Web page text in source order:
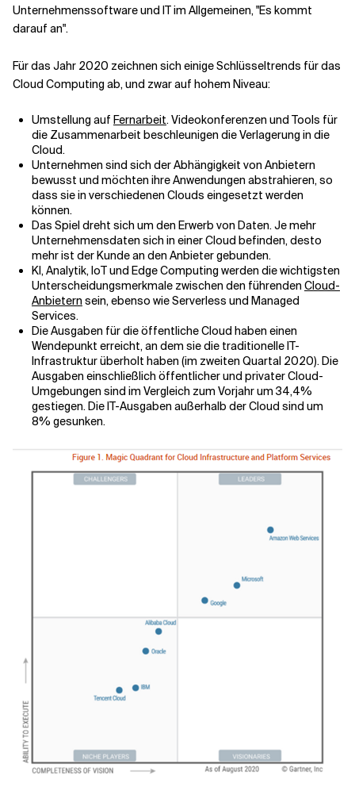
Unternehmenssoftware und IT im Allgemeinen, "Es kommt
darauf an".
Für das Jahr 2020 zeichnen sich einige Schlüsseltrends für das
Cloud Computing ab, und zwar auf hohem Niveau:
Umstellung auf Fernarbeit. Videokonferenzen und Tools für
die Zusammenarbeit beschleunigen die Verlagerung in die
Cloud.
Unternehmen sind sich der Abhängigkeit von Anbietern
bewusst und möchten ihre Anwendungen abstrahieren, so
dass sie in verschiedenen Clouds eingesetzt werden
können.
Das Spiel dreht sich um den Erwerb von Daten. Je mehr
Unternehmensdaten sich in einer Cloud befinden, desto
mehr ist der Kunde an den Anbieter gebunden.
KI, Analytik, IoT und Edge Computing werden die wichtigsten
Unterscheidungsmerkmale zwischen den führenden Cloud-
Anbietern sein, ebenso wie Serverless und Managed
Services.
Die Ausgaben für die öffentliche Cloud haben einen
Wendepunkt erreicht, an dem sie die traditionelle IT-
Infrastruktur überholt haben (im zweiten Quartal 2020). Die
Ausgaben einschließlich öffentlicher und privater Cloud-
Umgebungen sind im Vergleich zum Vorjahr um 34,4%
gestiegen. Die IT-Ausgaben außerhalb der Cloud sind um
8% gesunken.